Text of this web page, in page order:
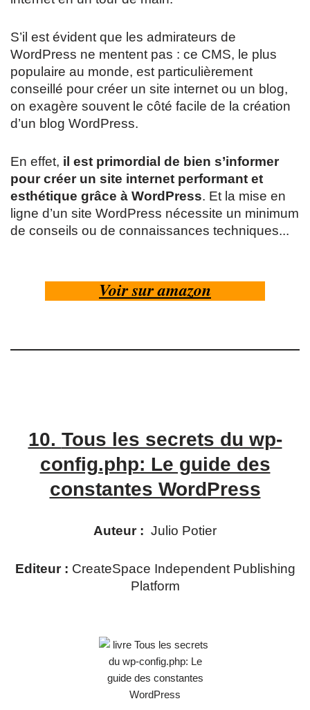
S’il est évident que les admirateurs de
WordPress ne mentent pas : ce CMS, le plus
populaire au monde, est particulièrement
conseillé pour créer un site internet ou un blog,
on exagère souvent le côté facile de la création
d’un blog WordPress.
En effet, il est primordial de bien s’informer
pour créer un site internet performant et
esthétique grâce à WordPress. Et la mise en
ligne d’un site WordPress nécessite un minimum
de conseils ou de connaissances techniques...
Voir sur amazon
10. Tous les secrets du wp-
config.php: Le guide des
constantes WordPress
Auteur : Julio Potier
Editeur : CreateSpace Independent Publishing
Platform